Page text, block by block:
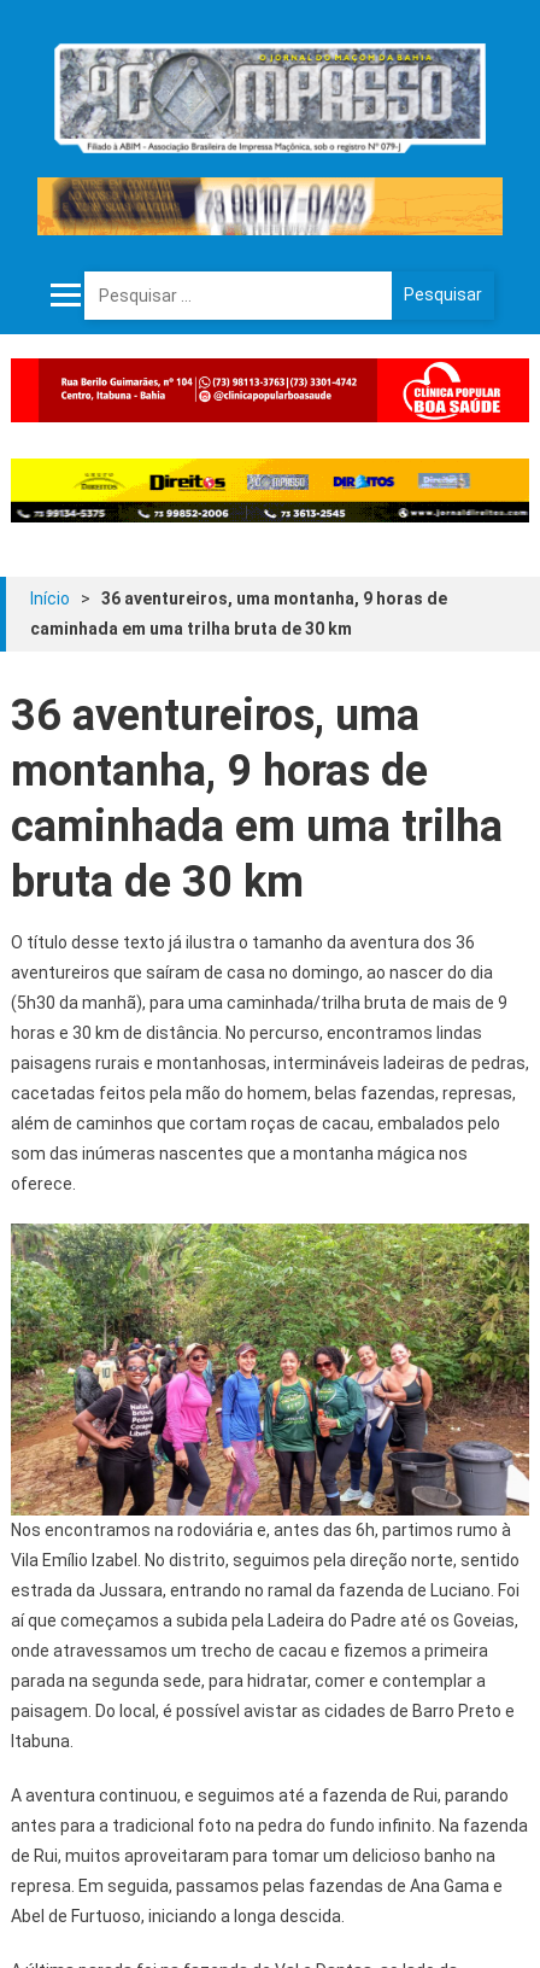
Pesquisar por:
Início >
36 aventureiros, uma montanha, 9 horas de
caminhada em uma trilha bruta de 30 km
36 aventureiros, uma
montanha, 9 horas de
caminhada em uma trilha
bruta de 30 km
O título desse texto já ilustra o tamanho da aventura dos 36
aventureiros que saíram de casa no domingo, ao nascer do dia
(5h30 da manhã), para uma caminhada/trilha bruta de mais de 9
horas e 30 km de distância. No percurso, encontramos lindas
paisagens rurais e montanhosas, intermináveis ladeiras de pedras,
cacetadas feitos pela mão do homem, belas fazendas, represas,
além de caminhos que cortam roças de cacau, embalados pelo
som das inúmeras nascentes que a montanha mágica nos
oferece.
Nos encontramos na rodoviária e, antes das 6h, partimos rumo à
Vila Emílio Izabel. No distrito, seguimos pela direção norte, sentido
estrada da Jussara, entrando no ramal da fazenda de Luciano. Foi
aí que começamos a subida pela Ladeira do Padre até os Goveias,
onde atravessamos um trecho de cacau e fizemos a primeira
parada na segunda sede, para hidratar, comer e contemplar a
paisagem. Do local, é possível avistar as cidades de Barro Preto e
Itabuna.
A aventura continuou, e seguimos até a fazenda de Rui, parando
antes para a tradicional foto na pedra do fundo infinito. Na fazenda
de Rui, muitos aproveitaram para tomar um delicioso banho na
represa. Em seguida, passamos pelas fazendas de Ana Gama e
Abel de Furtuoso, iniciando a longa descida.